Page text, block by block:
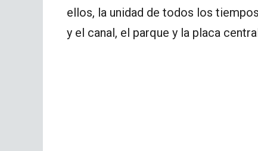
ellos, la unidad de todos los
y el canal, el parque y la placa